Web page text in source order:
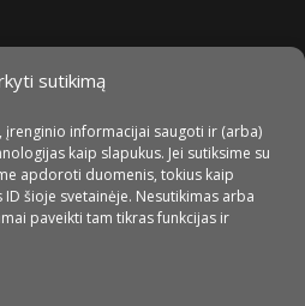
sutikimą
įrenginio informacijai saugoti ir (arba)
kaip slapukus. Jei sutiksime su
apdoroti duomenis, tokius kaip
šioje svetainėje. Nesutikimas arba
paveikti tam tikras funkcijas ir